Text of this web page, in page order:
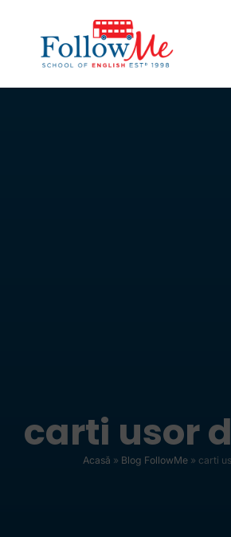
carti usor
Acasă » Blog FollowMe » carti